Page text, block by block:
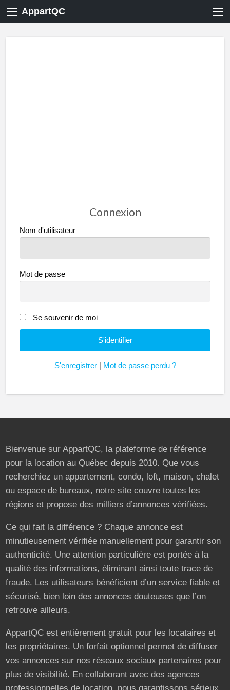
AppartQC
Connexion
Nom d'utilisateur
Mot de passe
Se souvenir de moi
S'enregistrer| Mot de passe perdu ?
Bienvenue sur AppartQC, la plateforme de référence
pour la location au Québec depuis 2010. Que vous
recherchiez un appartement, condo, loft, maison, chalet
ou espace de bureaux, notre site couvre toutes les
régions et propose des milliers d’annonces vérifiées.
Ce qui fait la différence ? Chaque annonce est
minutieusement vérifiée manuellement pour garantir son
authenticité. Une attention particulière est portée à la
qualité des informations, éliminant ainsi toute trace de
fraude. Les utilisateurs bénéficient d’un service fiable et
sécurisé, bien loin des annonces douteuses que l’on
retrouve ailleurs.
AppartQC est entièrement gratuit pour les locataires et
les propriétaires. Un forfait optionnel permet de diffuser
vos annonces sur nos réseaux sociaux partenaires pour
plus de visibilité. En collaborant avec des agences